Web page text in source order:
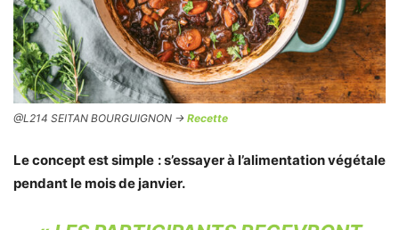
@L214 SEITAN BOURGUIGNON -> Recette
Le concept est simple : s’essayer à l’alimentation végétale
pendant le mois de janvier.